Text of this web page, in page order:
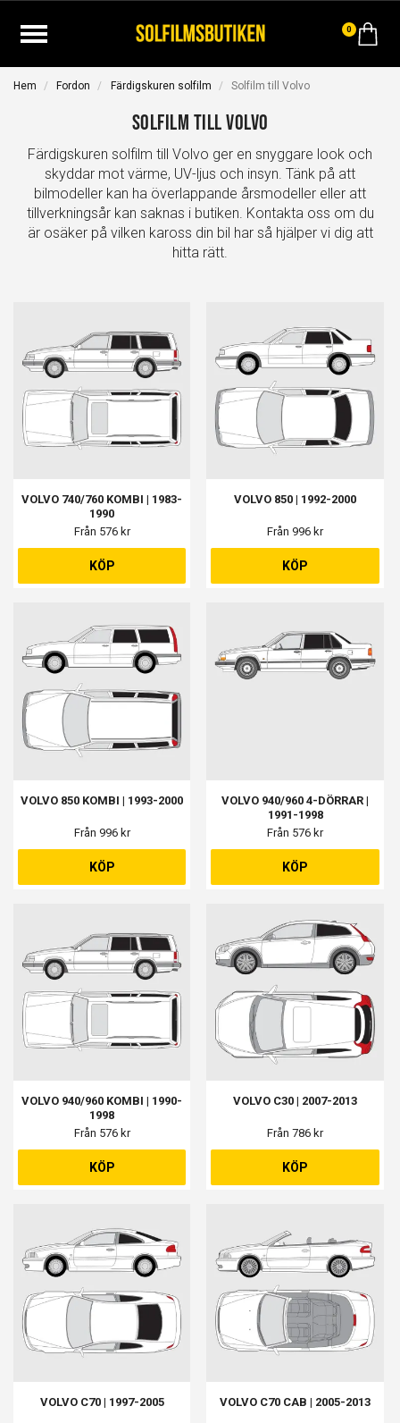
0
Hem Fordon Färdigskuren solfilm Solfilm till Volvo
Solfilm till Volvo
Färdigskuren solfilm till Volvo ger en snyggare look och
skyddar mot värme, UV-ljus och insyn. Tänk på att
bilmodeller kan ha överlappande årsmodeller eller att
tillverkningsår kan saknas i butiken. Kontakta oss om du
är osäker på vilken kaross din bil har så hjälper vi dig att
hitta rätt.
VOLVO 740/760 KOMBI | 1983-
1990
Från 576 kr
KÖP
VOLVO 850 | 1992-2000
Från 996 kr
KÖP
VOLVO 850 KOMBI | 1993-2000
Från 996 kr
KÖP
VOLVO 940/960 4-DÖRRAR |
1991-1998
Från 576 kr
KÖP
VOLVO 940/960 KOMBI | 1990-
1998
Från 576 kr
KÖP
VOLVO C30 | 2007-2013
Från 786 kr
KÖP
VOLVO C70 | 1997-2005 VOLVO C70 CAB | 2005-2013